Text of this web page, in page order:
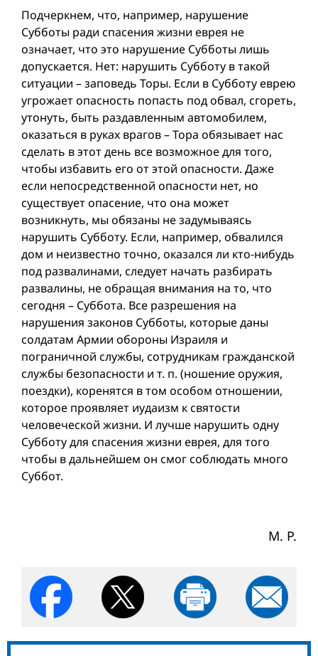
Подчеркнем, что, например, нарушение
Субботы ради спасения жизни еврея не
означает, что это нарушение Субботы лишь
допускается. Нет: нарушить Субботу в такой
ситуации – заповедь Торы. Если в Субботу еврею
угрожает опасность попасть под обвал, сгореть,
утонуть, быть раздавленным автомобилем,
оказаться в руках врагов – Тора обязывает нас
сделать в этот день все возможное для того,
чтобы избавить его от этой опасности. Даже
если непосредственной опасности нет, но
существует опасение, что она может
возникнуть, мы обязаны не задумываясь
нарушить Субботу. Если, например, обвалился
дом и неизвестно точно, оказался ли кто-нибудь
под развалинами, следует начать разбирать
развалины, не обращая внимания на то, что
сегодня – Суббота. Все разрешения на
нарушения законов Субботы, которые даны
солдатам Армии обороны Израиля и
пограничной службы, сотрудникам гражданской
службы безопасности и т. п. (ношение оружия,
поездки), коренятся в том особом отношении,
которое проявляет иудаизм к святости
человеческой жизни. И лучше нарушить одну
Субботу для спасения жизни еврея, для того
чтобы в дальнейшем он смог соблюдать много
Суббот.
М. Р.